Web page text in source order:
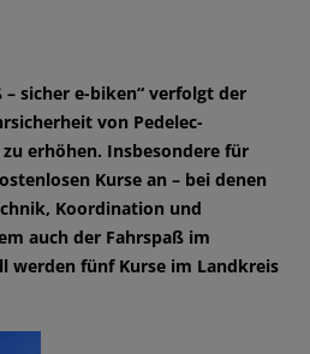
sicher e-biken“ verfolgt der
von Pedelec-
erhöhen. Insbesondere für
Kurse an – bei denen
Koordination und
auch der Fahrspaß im
werden fünf Kurse im Landkreis